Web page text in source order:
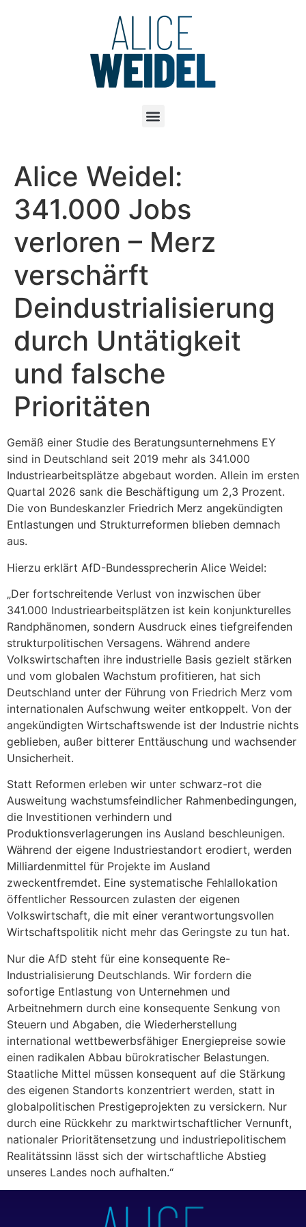
Alice Weidel:
341.000 Jobs
verloren – Merz
verschärft
Deindustrialisierung
durch Untätigkeit
und falsche
Prioritäten
Gemäß einer Studie des Beratungsunternehmens EY
sind in Deutschland seit 2019 mehr als 341.000
Industriearbeitsplätze abgebaut worden. Allein im ersten
Quartal 2026 sank die Beschäftigung um 2,3 Prozent.
Die von Bundeskanzler Friedrich Merz angekündigten
Entlastungen und Strukturreformen blieben demnach
aus.
Hierzu erklärt AfD-Bundessprecherin Alice Weidel:
„Der fortschreitende Verlust von inzwischen über
341.000 Industriearbeitsplätzen ist kein konjunkturelles
Randphänomen, sondern Ausdruck eines tiefgreifenden
strukturpolitischen Versagens. Während andere
Volkswirtschaften ihre industrielle Basis gezielt stärken
und vom globalen Wachstum profitieren, hat sich
Deutschland unter der Führung von Friedrich Merz vom
internationalen Aufschwung weiter entkoppelt. Von der
angekündigten Wirtschaftswende ist der Industrie nichts
geblieben, außer bitterer Enttäuschung und wachsender
Unsicherheit.
Statt Reformen erleben wir unter schwarz-rot die
Ausweitung wachstumsfeindlicher Rahmenbedingungen,
die Investitionen verhindern und
Produktionsverlagerungen ins Ausland beschleunigen.
Während der eigene Industriestandort erodiert, werden
Milliardenmittel für Projekte im Ausland
zweckentfremdet. Eine systematische Fehlallokation
öffentlicher Ressourcen zulasten der eigenen
Volkswirtschaft, die mit einer verantwortungsvollen
Wirtschaftspolitik nicht mehr das Geringste zu tun hat.
Nur die AfD steht für eine konsequente Re-
Industrialisierung Deutschlands. Wir fordern die
sofortige Entlastung von Unternehmen und
Arbeitnehmern durch eine konsequente Senkung von
Steuern und Abgaben, die Wiederherstellung
international wettbewerbsfähiger Energiepreise sowie
einen radikalen Abbau bürokratischer Belastungen.
Staatliche Mittel müssen konsequent auf die Stärkung
des eigenen Standorts konzentriert werden, statt in
globalpolitischen Prestigeprojekten zu versickern. Nur
durch eine Rückkehr zu marktwirtschaftlicher Vernunft,
nationaler Prioritätensetzung und industriepolitischem
Realitätssinn lässt sich der wirtschaftliche Abstieg
unseres Landes noch aufhalten.“